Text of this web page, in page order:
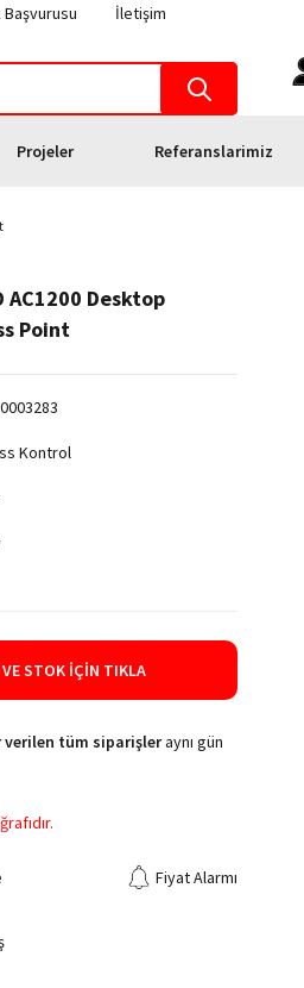
Başvurusu
İletişim
Projeler Referanslarimiz
AC1200 Desktop
Point
Kontrol
VE STOK İÇIN TIKLA
verilen tüm siparişleraynı gün
Fiyat Alarmı